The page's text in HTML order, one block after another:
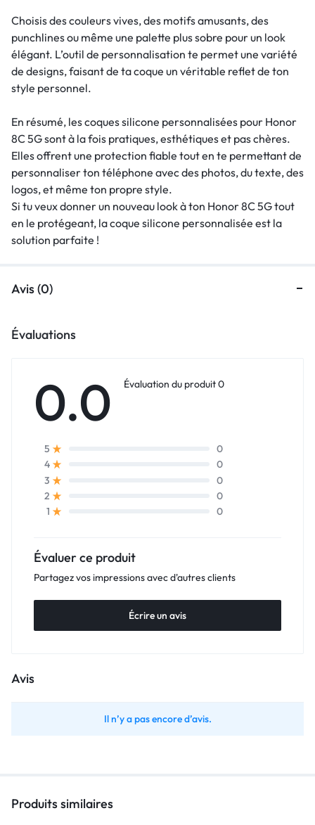
Choisis des couleurs vives, des motifs amusants, des
punchlines ou même une palette plus sobre pour un look
élégant. L’outil de personnalisation te permet une variété
de designs, faisant de ta coque un véritable reflet de ton
style personnel.
En résumé, les coques silicone personnalisées pour Honor
8C 5G sont à la fois pratiques, esthétiques et pas chères.
Elles offrent une protection fiable tout en te permettant de
personnaliser ton téléphone avec des photos, du texte, des
logos, et même ton propre style.
Si tu veux donner un nouveau look à ton Honor 8C 5G tout
en le protégeant, la coque silicone personnalisée est la
solution parfaite !
Avis (0)
Évaluations
0.0 Évaluation du produit 0
5
0
4
0
3
0
2
0
1
0
Évaluer ce produit
Partagez vos impressions avec d'autres clients
Écrire un avis
Avis
Il n’y a pas encore d’avis.
Produits similaires